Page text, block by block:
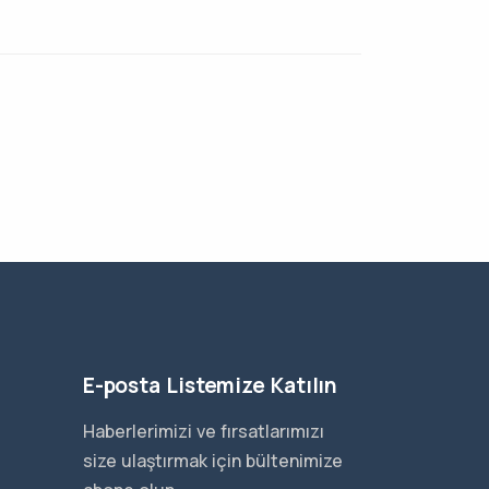
E-posta Listemize Katılın
Haberlerimizi ve fırsatlarımızı
size ulaştırmak için bültenimize